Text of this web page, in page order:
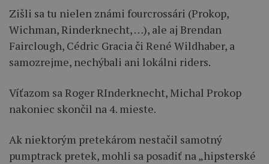
Zišli sa tu nielen známi fourcrossári (Prokop,
Wichman, Rinderknecht, …), ale aj Brendan
Fairclough, Cédric Gracia či René Wildhaber, a
samozrejme, nechýbali ani lokálni riders.
Víťazom sa Roger RInderknecht, Michal Prokop
nakoniec skončil na 4. mieste.
Ak niektorým pretekárom nestačil samotný
pumptrack pretek, mohli sa posadiť na „hipsterské